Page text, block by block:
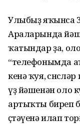
Улыбыҙ яҡынса
Араларында
ҡатындар ҙа,
“телефонымда
кенә ҡуя,
үҙ йәшенән оло
артыҡты биреп
өҫтәүенә илап